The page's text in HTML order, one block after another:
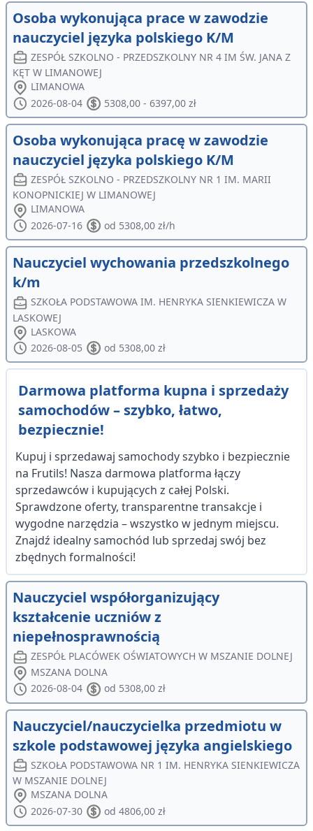
Osoba wykonująca prace w zawodzie
nauczyciel języka polskiego K/M
ZESPÓŁ SZKOLNO - PRZEDSZKOLNY NR 4 IM ŚW. JANA Z
KĘT W LIMANOWEJ
LIMANOWA
2026-08-04
5308,00 - 6397,00 zł
Osoba wykonująca pracę w zawodzie
nauczyciel języka polskiego K/M
ZESPÓŁ SZKOLNO - PRZEDSZKOLNY NR 1 IM. MARII
KONOPNICKIEJ W LIMANOWEJ
LIMANOWA
2026-07-16
od 5308,00 zł/h
Nauczyciel wychowania przedszkolnego
k/m
SZKOŁA PODSTAWOWA IM. HENRYKA SIENKIEWICZA W
LASKOWEJ
LASKOWA
2026-08-05
od 5308,00 zł
Darmowa platforma kupna i sprzedaży
samochodów – szybko, łatwo,
bezpiecznie!
Kupuj i sprzedawaj samochody szybko i bezpiecznie
na Frutils! Nasza darmowa platforma łączy
sprzedawców i kupujących z całej Polski.
Sprawdzone oferty, transparentne transakcje i
wygodne narzędzia – wszystko w jednym miejscu.
Znajdź idealny samochód lub sprzedaj swój bez
zbędnych formalności!
Nauczyciel współorganizujący
kształcenie uczniów z
niepełnosprawnością
ZESPÓŁ PLACÓWEK OŚWIATOWYCH W MSZANIE DOLNEJ
MSZANA DOLNA
2026-08-04
od 5308,00 zł
Nauczyciel/nauczycielka przedmiotu w
szkole podstawowej języka angielskiego
SZKOŁA PODSTAWOWA NR 1 IM. HENRYKA SIENKIEWICZA
W MSZANIE DOLNEJ
MSZANA DOLNA
2026-07-30
od 4806,00 zł